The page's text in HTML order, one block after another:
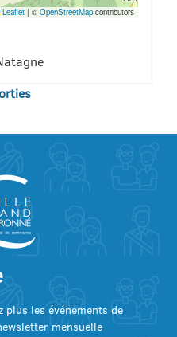
Leaflet | ©OpenStreetMap contributors
plus les événements de
mensuelle